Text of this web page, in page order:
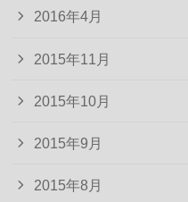
2016年4月
2015年11月
2015年10月
2015年9月
2015年8月